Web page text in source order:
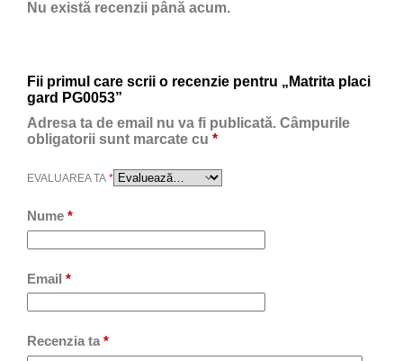
Nu există recenzii până acum.
Fii primul care scrii o recenzie pentru „Matrita placi
gard PG0053”
Adresa ta de email nu va fi publicată. Câmpurile
obligatorii sunt marcate cu *
EVALUAREA TA *
Nume *
Email *
Recenzia ta *